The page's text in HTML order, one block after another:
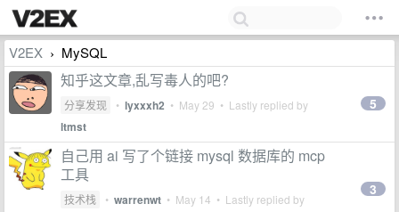
V2EX › MySQL
知乎这文章,乱写毒人的吧?
分享发现 • lyxxxh2 • May 29 • Lastly replied by
ltmst
5
自己用 ai 写了个链接 mysql 数据库的 mcp
工具
技术栈 • warrenwt • May 14 • Lastly replied by
3